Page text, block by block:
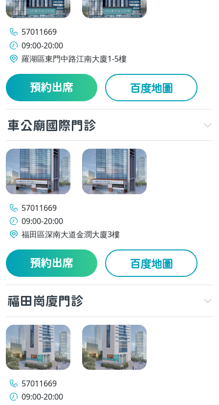
57011669
09:00-20:00
羅湖區東門中路江南大廈1-5樓
預約出席 百度地圖
車公廟國際門診
57011669
09:00-20:00
福田區深南大道金潤大廈3樓
預約出席 百度地圖
福田崗廈門診
57011669
09:00-20:00